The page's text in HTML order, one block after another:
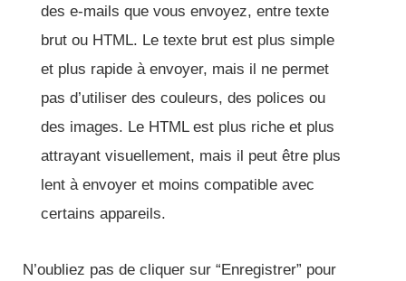
des e-mails que vous envoyez, entre texte
brut ou HTML. Le texte brut est plus simple
et plus rapide à envoyer, mais il ne permet
pas d’utiliser des couleurs, des polices ou
des images. Le HTML est plus riche et plus
attrayant visuellement, mais il peut être plus
lent à envoyer et moins compatible avec
certains appareils.
N’oubliez pas de cliquer sur “Enregistrer” pour